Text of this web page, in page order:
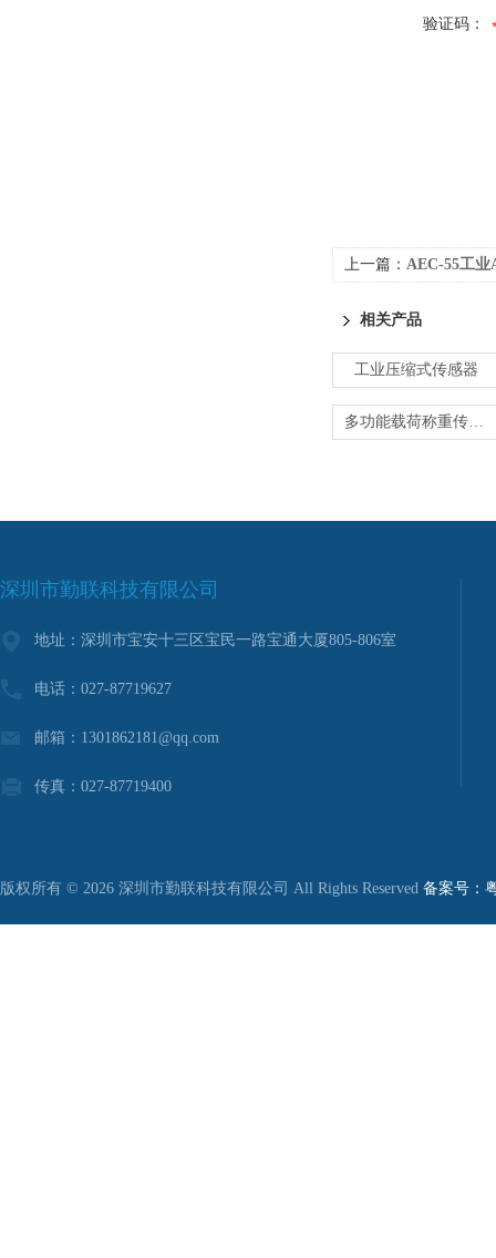
验证码：
上一篇： AEC-55工业
相关产品
工业压缩式传感器
多功能载荷称重传感器
深圳市勤联科技有限公司
地址：深圳市宝安十三区宝民一路宝通大厦805-806室
电话：027-87719627
邮箱：1301862181@qq.com
传真：027-87719400
版权所有 © 2026 深圳市勤联科技有限公司 All Rights Reserved 备案号：